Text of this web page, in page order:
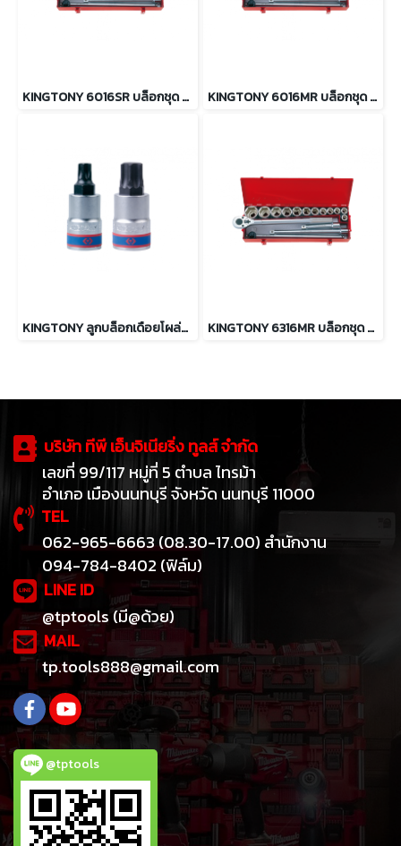
KINGTONY 6016SR บล็อกชุด รู 3/4” 16 ตัว/ชุด 12เหลี่ยม (ระบบนิ้ว) KINGTONY 6016MR บล็อกชุด รู 3/4” 16 ตัว/ชุด 12เหลี่ยม (ระบบมิล)
KINGTONY ลูกบล็อกเดือยโผล่ท็อค ยาว รู 3/4” ขนาด T60 ถึง T100 KINGTONY 6316MR บล็อกชุด รู 3/4” 16 ตัว/ชุด 6เหลี่ยม (ระบบมิล)
บริษัท ทีพี เอ็นจิเนียริ่ง ทูลส์ จำกัด
เลขที่ 99/117 หมู่ที่ 5 ตำบล ไทรม้า
อำเภอ เมืองนนทบุรี จังหวัด นนทบุรี 11000
TEL
062-965-6663 (08.30-17.00) สำนักงาน
094-784-8402 (ฟิล์ม)
LINE ID
@tptools (มี@ด้วย)
MAIL
tp.tools888@gmail.com
@tptools